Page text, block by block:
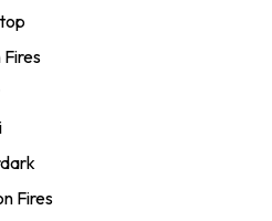
Fires
Fires